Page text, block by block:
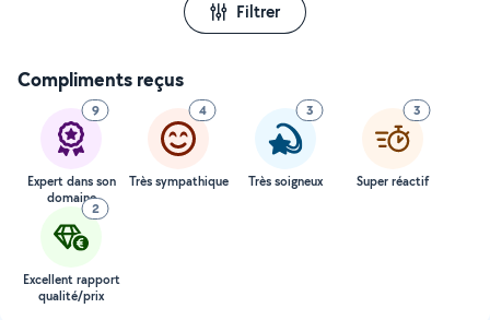
Filtrer
Compliments reçus
9
Expert dans son
domaine
4
Très sympathique
3
Très soigneux
3
Super réactif
2
Excellent rapport
qualité/prix